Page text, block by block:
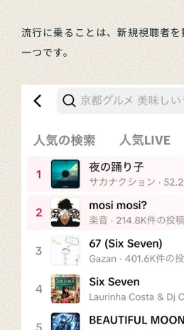
流行に乗ることは、新規視聴者
一つです。